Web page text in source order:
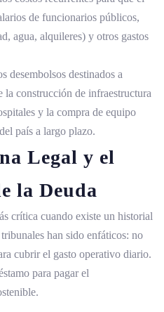
de funcionarios públicos,
agua, alquileres) y otros gastos
desembolsos destinados a
construcción de infraestructura
y la compra de equipo
país a largo plazo.
Legal y el
la Deuda
crítica cuando existe un historial
han sido enfáticos: no
cubrir el gasto operativo diario.
para pagar el